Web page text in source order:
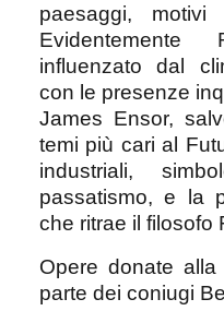
paesaggi, motivi
influenzato dal
con le presenze
James Ensor,
temi più cari al
industriali,
passatismo, e la
che ritrae il filosofo
Opere donate
parte dei coniugi